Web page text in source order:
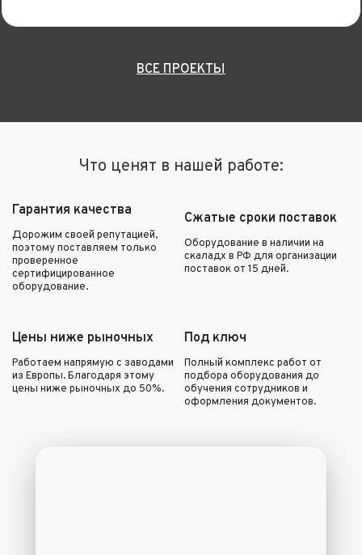
ВСЕ ПРОЕКТЫ
Что ценят в нашей работе:
Гарантия качества
Дорожим своей репутацией,
поэтому поставляем только
проверенное
сертифицированное
оборудование.
Сжатые сроки поставок
Оборудование в наличии на
скаладх в РФ для организации
поставок от 15 дней.
Цены ниже рыночных
Работаем напрямую с заводами
из Европы. Благодаря этому
цены ниже рыночных до 50%.
Под ключ
Полный комплекс работ от
подбора оборудования до
обучения сотрудников и
оформления документов.